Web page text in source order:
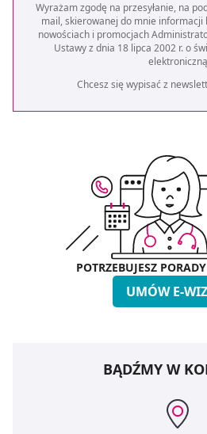
Wyrażam zgodę na przesyłanie, na
mail, skierowanej do mnie
nowościach i promocjach
Ustawy z dnia 18 lipca 2002 r. o
elektroniczną
Chcesz się wypisać z
POTRZEBUJESZ
UMÓW E-
BĄDŹMY W